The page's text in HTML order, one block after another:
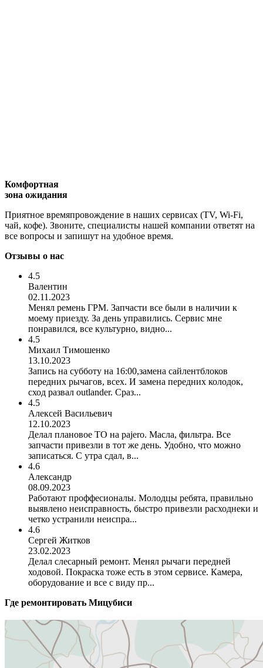
Комфортная
зона ожидания
Приятное времяпровождение в наших сервисах (TV, Wi-Fi,
чай, кофе). Звоните, специалисты нашей компании ответят на
все вопросы и запишут на удобное время.
Отзывы о нас
4.5
Валентин
02.11.2023
Менял ремень ГРМ. Запчасти все были в наличии к
моему приезду. За день управились. Сервис мне
понравился, все культурно, видно...
4.5
Михаил Тимошенко
13.10.2023
Запись на субботу на 16:00,замена сайлентблоков
передних рычагов, всех. И замена передних колодок,
сход развал outlander. Сраз...
4.5
Алексей Васильевич
12.10.2023
Делал плановое ТО на pajero. Масла, фильтра. Все
запчасти привезли в тот же день. Удобно, что можно
записаться. С утра сдал, в...
4.6
Александр
08.09.2023
Работают проффесионалы. Молодцы ребята, правильно
выявлено неисправность, быстро привезли расходнеки и
четко устранили неиспра...
4.6
Сергей Житков
23.02.2023
Делал слесарный ремонт. Менял рычаги передней
ходовой. Покраска тоже есть в этом сервисе. Камера,
оборудование и все с виду пр...
Где ремонтировать Мицубиси